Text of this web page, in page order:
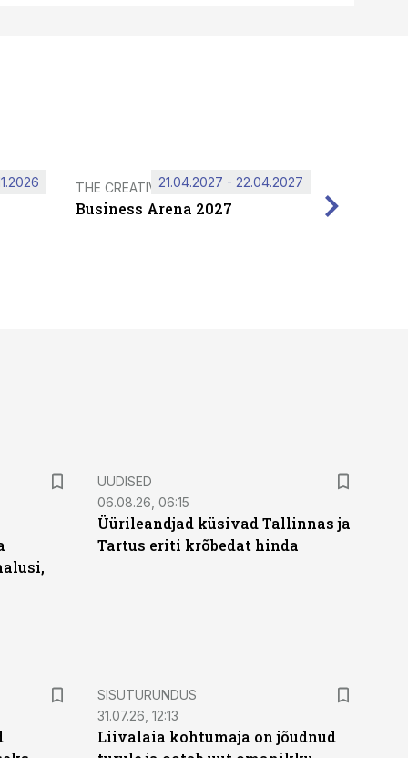
THE CREATIVE HUB
Business Arena 2027
21.04.2027 - 22.04.2027
UUDISED
06.08.26, 06:15
Üürileandjad küsivad Tallinnas ja
Tartus eriti krõbedat hinda
ST
SISUTURUNDUS
31.07.26, 12:13
Liivalaia kohtumaja on jõudnud